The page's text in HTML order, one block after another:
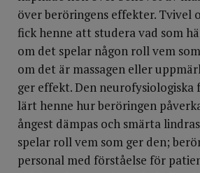
över beröringens effekter. Tvivel
fick henne att studera vad som
om det spelar någon roll vem
om det är massagen eller
ger effekt. Den neurofysiologiska
lärt henne hur beröringen
ångest dämpas och smärta
spelar roll vem som ger den;
personal med förståelse för